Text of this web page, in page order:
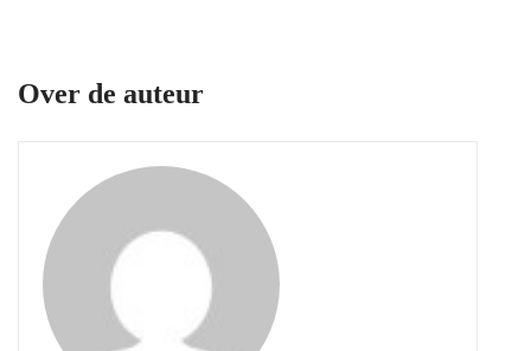
Over de auteur